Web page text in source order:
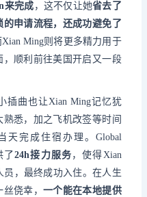
来完成 ， 这不仅让她省去了
申请流程，还成功避免了
Xian Ming则将更多精力用于
顺利前往美国开启又一段
插曲也让Xian Ming记忆犹
悉，加之飞机改签等时间
天完成住宿办理。Global
了24h接力服务 ，使得Xian
，最终成功入住。在人生
丝侥幸，一个能在本地提供